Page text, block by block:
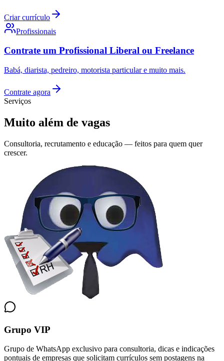
Criar currículo
Profissionais
Contrate um Profissional Liberal ou Freelance
Babá, diarista, pedreiro, motorista particular e muito mais.
Contrate agora
Serviços
Muito além de vagas
Consultoria, recrutamento e educação — feitos para quem quer
crescer.
Grupo VIP
Grupo de WhatsApp exclusivo para consultoria, dicas e indicações
pontuais de empresas que solicitam currículos sem postagens na